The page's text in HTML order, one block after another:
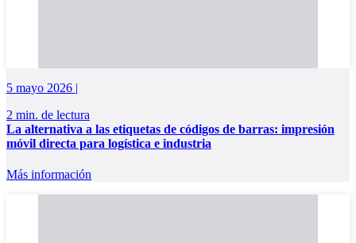
5 mayo 2026 |
2 min. de lectura
La alternativa a las etiquetas de códigos de barras: impresión
móvil directa para logística e industria
Más información